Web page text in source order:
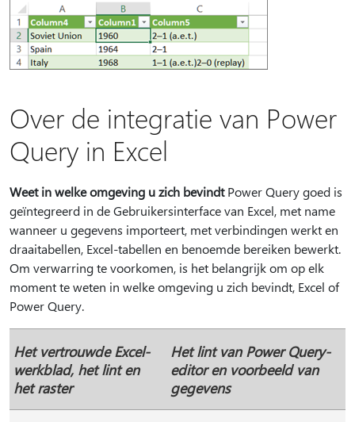
Over de integratie van Power
Query in Excel
Weet in welke omgeving u zich bevindtPower Query goed is
geïntegreerd in de Gebruikersinterface van Excel, met name
wanneer u gegevens importeert, met verbindingen werkt en
draaitabellen, Excel-tabellen en benoemde bereiken bewerkt.
Om verwarring te voorkomen, is het belangrijk om op elk
moment te weten in welke omgeving u zich bevindt, Excel of
Power Query.
Het vertrouwde Excel-
werkblad, het lint en
het raster
Het lint van Power Query-
editor en voorbeeld van
gegevens